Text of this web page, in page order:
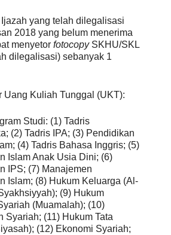
Ijazah yang telah dilegalisasi
2018 yang belum menerima
menyetor fotocopySKHU/SKL
dilegalisasi) sebanyak 1
Uang Kuliah Tunggal (UKT):
Studi: (1) Tadris
(2) Tadris IPA; (3) Pendidikan
(4) Tadris Bahasa Inggris; (5)
Islam Anak Usia Dini; (6)
IPS; (7) Manajemen
Islam; (8) Hukum Keluarga (Al-
(9) Hukum
(Muamalah); (10)
Syariah; (11) Hukum Tata
(12) Ekonomi Syariah;